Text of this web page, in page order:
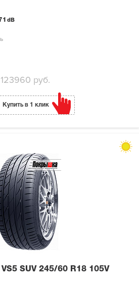
dB
руб.
Купить в 1 клик
SUV 245/60 R18 105V